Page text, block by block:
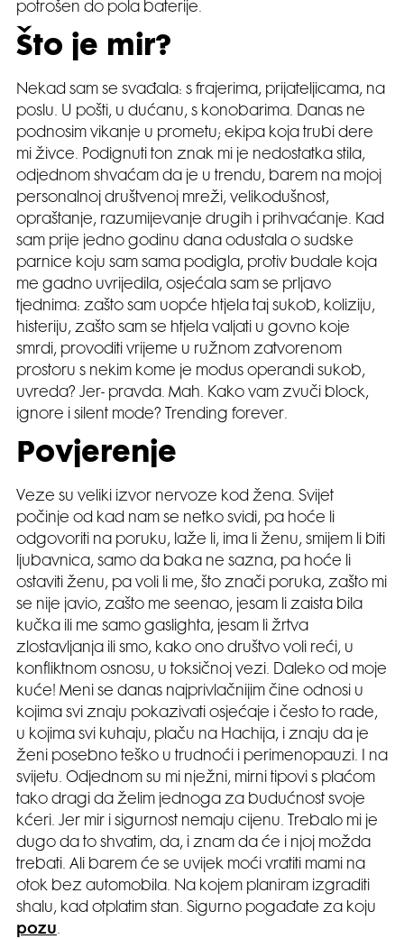
potrošen do pola baterije.
Što je mir?
Nekad sam se svađala: s frajerima, prijateljicama, na
poslu. U pošti, u dućanu, s konobarima. Danas ne
podnosim vikanje u prometu; ekipa koja trubi dere
mi živce. Podignuti ton znak mi je nedostatka stila,
odjednom shvaćam da je u trendu, barem na mojoj
personalnoj društvenoj mreži, velikodušnost,
opraštanje, razumijevanje drugih i prihvaćanje. Kad
sam prije jedno godinu dana odustala o sudske
parnice koju sam sama podigla, protiv budale koja
me gadno uvrijedila, osjećala sam se prljavo
tjednima: zašto sam uopće htjela taj sukob, koliziju,
histeriju, zašto sam se htjela valjati u govno koje
smrdi, provoditi vrijeme u ružnom zatvorenom
prostoru s nekim kome je modus operandi sukob,
uvreda? Jer- pravda. Mah. Kako vam zvuči block,
ignore i silent mode? Trending forever.
Povjerenje
Veze su veliki izvor nervoze kod žena. Svijet
počinje od kad nam se netko svidi, pa hoće li
odgovoriti na poruku, laže li, ima li ženu, smijem li biti
ljubavnica, samo da baka ne sazna, pa hoće li
ostaviti ženu, pa voli li me, što znači poruka, zašto mi
se nije javio, zašto me seenao, jesam li zaista bila
kučka ili me samo gaslighta, jesam li žrtva
zlostavljanja ili smo, kako ono društvo voli reći, u
konfliktnom osnosu, u toksičnoj vezi. Daleko od moje
kuće! Meni se danas najprivlačnijim čine odnosi u
kojima svi znaju pokazivati osjećaje i često to rade,
u kojima svi kuhaju, plaču na Hachija, i znaju da je
ženi posebno teško u trudnoći i perimenopauzi. I na
svijetu. Odjednom su mi nježni, mirni tipovi s plaćom
tako dragi da želim jednoga za budućnost svoje
kćeri. Jer mir i sigurnost nemaju cijenu. Trebalo mi je
dugo da to shvatim, da, i znam da će i njoj možda
trebati. Ali barem će se uvijek moći vratiti mami na
otok bez automobila. Na kojem planiram izgraditi
shalu, kad otplatim stan. Sigurno pogađate za koju
pozu.